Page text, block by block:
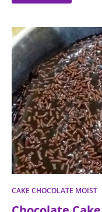
CAKE CHOCOLATE MOIST